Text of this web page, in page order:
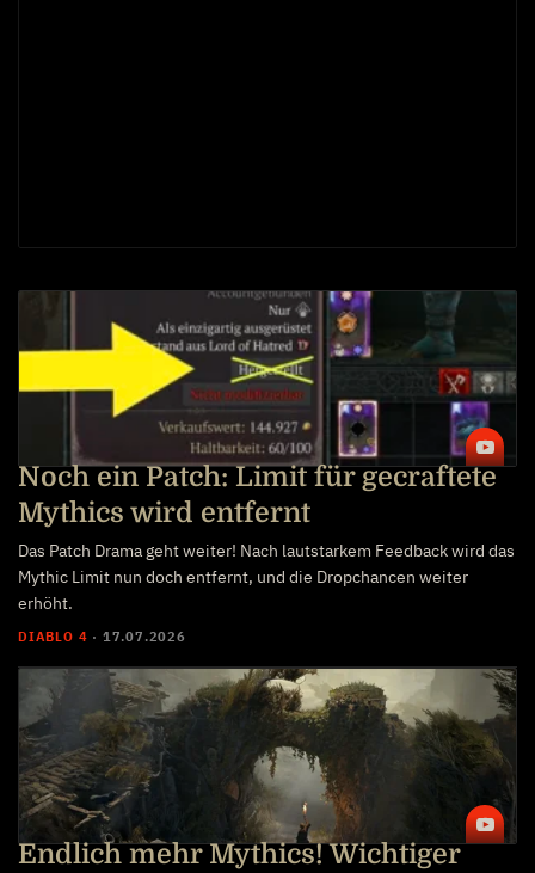
Noch ein Patch: Limit für gecraftete
Mythics wird entfernt
Das Patch Drama geht weiter! Nach lautstarkem Feedback wird das
Mythic Limit nun doch entfernt, und die Dropchancen weiter
erhöht.
DIABLO 4 · 17.07.2026
Endlich mehr Mythics! Wichtiger